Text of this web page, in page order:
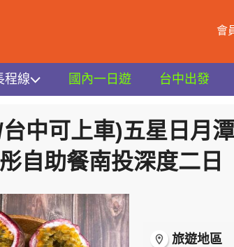
會
程線 國內一日遊 台中出發
中可上車)五星日月潭雲品一泊四食季節採果丹彤
中可上車)五星日月
自助餐南投深度二日
room 旅遊地區